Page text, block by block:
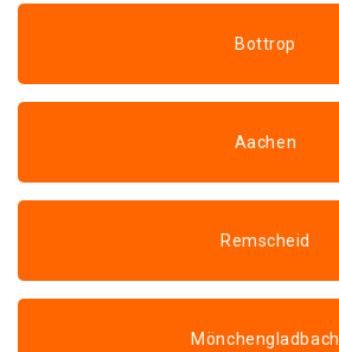
Bottrop
Aachen
Remscheid
Mönchengladbach